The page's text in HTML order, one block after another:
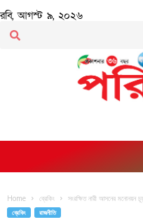
রবি, আগস্ট ৯, ২০২৬
Home ব্রেকিং সংরক্ষিত নারী আসনের মনোনয়ন
ব্রেকিং রাজনীতি